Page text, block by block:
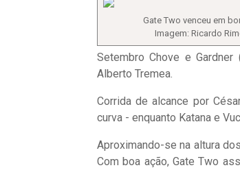
Gate Two venceu em
Imagem: Ricardo
Setembro Chove e
Alberto Tremea.
Corrida de alcance por
curva - enquanto Katana e
Aproximando-se na altura
Com boa ação, Gate Two